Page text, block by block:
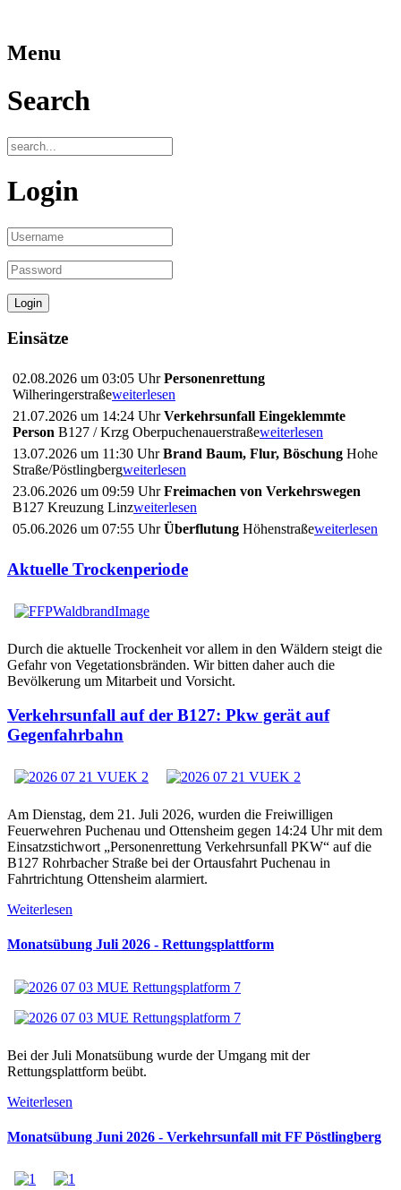
Menu
Search
Login
Einsätze
02.08.2026 um 03:05 UhrPersonenrettung
Wilheringerstraßeweiterlesen
21.07.2026 um 14:24 UhrVerkehrsunfall Eingeklemmte
Person B127 / Krzg Oberpuchenauerstraßeweiterlesen
13.07.2026 um 11:30 UhrBrand Baum, Flur, Böschung Hohe
Straße/Pöstlingbergweiterlesen
23.06.2026 um 09:59 UhrFreimachen von Verkehrswegen
B127 Kreuzung Linzweiterlesen
05.06.2026 um 07:55 UhrÜberflutung Höhenstraßeweiterlesen
Aktuelle Trockenperiode
Durch die aktuelle Trockenheit vor allem in den Wäldern steigt die
Gefahr von Vegetationsbränden. Wir bitten daher auch die
Bevölkerung um Mitarbeit und Vorsicht.
Verkehrsunfall auf der B127: Pkw gerät auf
Gegenfahrbahn
Am Dienstag, dem 21. Juli 2026, wurden die Freiwilligen
Feuerwehren Puchenau und Ottensheim gegen 14:24 Uhr mit dem
Einsatzstichwort „Personenrettung Verkehrsunfall PKW“ auf die
B127 Rohrbacher Straße bei der Ortausfahrt Puchenau in
Fahrtrichtung Ottensheim alarmiert.
Weiterlesen
Monatsübung Juli 2026 - Rettungsplattform
Bei der Juli Monatsübung wurde der Umgang mit der
Rettungsplattform beübt.
Weiterlesen
Monatsübung Juni 2026 - Verkehrsunfall mit FF Pöstlingberg